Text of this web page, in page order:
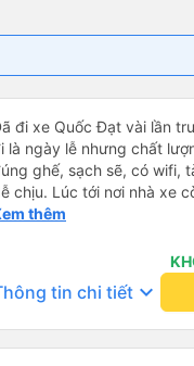
đi xe Quốc Đạt vài lần
là ngày lễ nhưng chất
ghế, sạch sẽ, có wifi,
chịu. Lúc tới nơi nhà xe
10đ cho nhà xe, hy
thêm
tin chi tiết keyboard_arrow_down